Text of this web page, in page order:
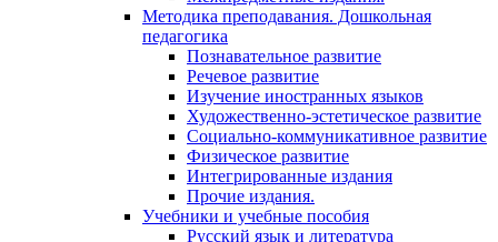
Методика преподавания. Дошкольная
педагогика
Познавательное развитие
Речевое развитие
Изучение иностранных языков
Художественно-эстетическое развитие
Социально-коммуникативное развитие
Физическое развитие
Интегрированные издания
Прочие издания.
Учебники и учебные пособия
Русский язык и литература